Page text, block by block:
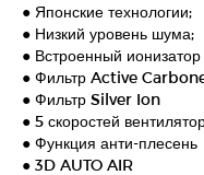
● Японские технологии;
● Низкий уровень шума;
● Встроенный ионизатор
● Фильтр Active
● Фильтр Silver Ion
● 5 скоростей
● Функция анти-плесень
● 3D AUTO AIR